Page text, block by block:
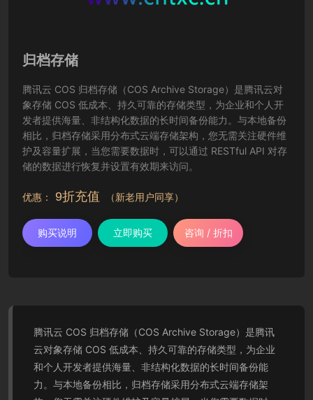
归档存储
腾讯云 COS 归档存储（COS Archive Storage）是腾讯云对
象存储 COS 低成本、持久可靠的存储类型，为企业和个人开
发者提供海量、非结构化数据的长时间备份能力。与本地备份
相比，归档存储采用分布式云端存储架构，您无需关注硬件维
护及容量扩展，当您需要数据时，可以通过 RESTful API 对存
储的数据进行恢复并设置有效期来访问。
优惠： 9折充值 （新老用户同享）
购买说明 立即购买 咨询 / 折扣
腾讯云 COS 归档存储（COS Archive Storage）是腾讯
云对象存储 COS 低成本、持久可靠的存储类型，为企业
和个人开发者提供海量、非结构化数据的长时间备份能
力。与本地备份相比，归档存储采用分布式云端存储架